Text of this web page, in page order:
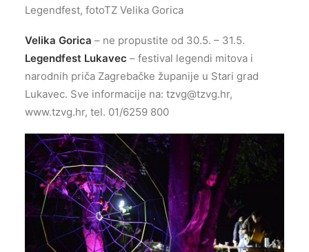
Legendfest, fotoTZ Velika Gorica
Velika Gorica – ne propustite od 30.5. – 31.5.
Legendfest Lukavec – festival legendi mitova i
narodnih priča Zagrebačke županije u Stari grad
Lukavec. Sve informacije na: tzvg@tzvg.hr,
www.tzvg.hr, tel. 01/6259 800